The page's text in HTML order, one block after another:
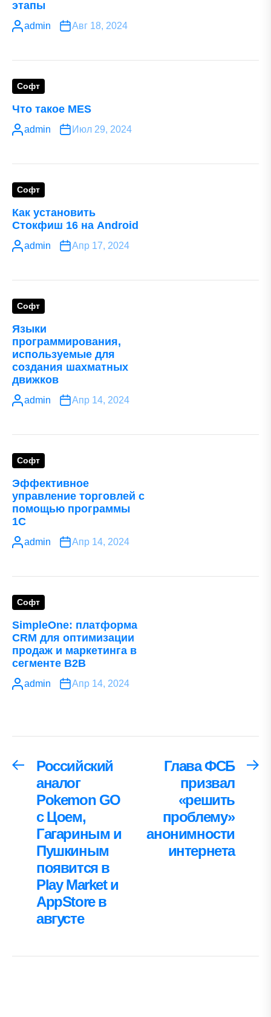
этапы
admin Авг 18, 2024
Софт
Что такое MES
admin Июл 29, 2024
Софт
Как установить
Стокфиш 16 на Android
admin Апр 17, 2024
Софт
Языки
программирования,
используемые для
создания шахматных
движков
admin Апр 14, 2024
Софт
Эффективное
управление торговлей с
помощью программы
1С
admin Апр 14, 2024
Софт
SimpleOne: платформа
CRM для оптимизации
продаж и маркетинга в
сегменте B2B
admin Апр 14, 2024
Навигация
записям
Предыдущая
запись:
Российский
аналог
Pokemon GO
с Цоем,
Гагариным и
Пушкиным
появится в
Play Market и
AppStore в
августе
Глава ФСБ
призвал
«решить
проблему»
анонимности
интернета